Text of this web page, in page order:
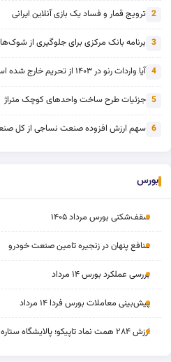
2 ترویج قمار و فساد یک بازی آنلاین ایرانی
3 برنامه بانک مرکزی برای جلوگیری از
4 آیا واردات رنو در ۱۴۰۳ از تحریم خارج شده است؟
5 جزئیات طرح ساخت واحدهای کوچک متراژ
6 سهم ارزش افزوده صنعت نساجی از کل
بورس
سقف‌شکنی بورس مرداد ۱۴۰۵
منافع پنهان در زنجیره تامین صنعت خودرو
بررسی عملکرد بورس ۱۴ مرداد
پیش‌بینی معاملات بورس فردا ۱۴ مرداد
ارزش ۲۸۴ همت نماد تاپیکو؛ پالایشگاه ستاره خلیج‌فارس برگ برنده پنهان